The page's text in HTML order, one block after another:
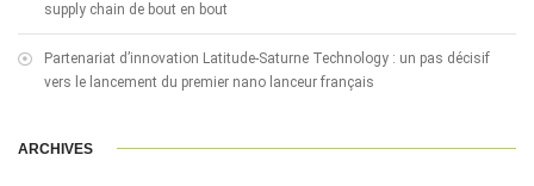
supply chain de bout en bout
Partenariat d’innovation Latitude-Saturne Technology : un pas décisif
vers le lancement du premier nano lanceur français
ARCHIVES